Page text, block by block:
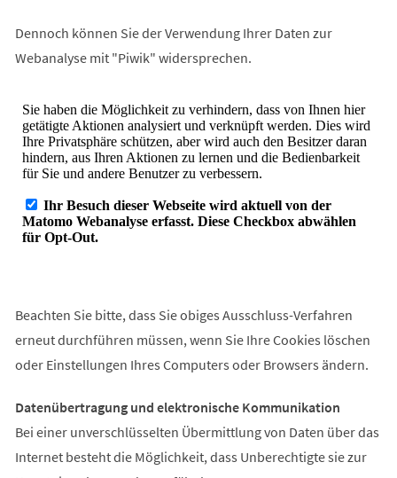
Dennoch können Sie der Verwendung Ihrer Daten zur
Webanalyse mit "Piwik" widersprechen.
Beachten Sie bitte, dass Sie obiges Ausschluss-Verfahren
erneut durchführen müssen, wenn Sie Ihre Cookies löschen
oder Einstellungen Ihres Computers oder Browsers ändern.
Datenübertragung und elektronische Kommunikation
Bei einer unverschlüsselten Übermittlung von Daten über das
Internet besteht die Möglichkeit, dass Unberechtigte sie zur